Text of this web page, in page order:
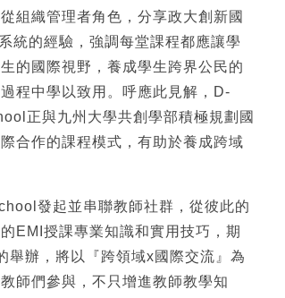
組織管理者角色，分享政大創新國
統的經驗，強調每堂課程都應讓學
的國際視野，養成學生跨界公民的
程中學以致用。呼應此見解，D-
正與九州大學共創學部積極規劃國
合作的課程模式，有助於養成跨域
發起並串聯教師社群，從彼此的
EMI授課專業知識和實用技巧，期
舉辦，將以『跨領域x國際交流』為
師們參與，不只增進教師教學知